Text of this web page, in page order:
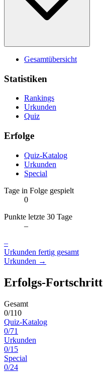
Gesamtübersicht
Statistiken
Rankings
Urkunden
Quiz
Erfolge
Quiz-Katalog
Urkunden
Special
Tage in Folge gespielt
0
Punkte letzte 30 Tage
–
–
Urkunden fertig gesamt
Urkunden →
Erfolgs-Fortschritt
Gesamt
0/110
Quiz-Katalog
0/71
Urkunden
0/15
Special
0/24